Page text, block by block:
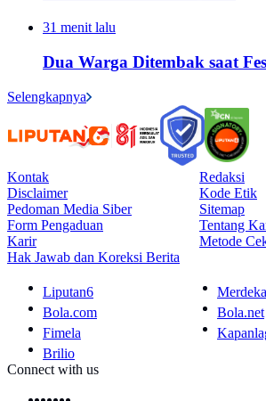
31 menit lalu
Dua Warga Ditembak saat
Selengkapnya
Kontak
Redaksi
Disclaimer
Kode Etik
Pedoman Media Siber
Sitemap
Form Pengaduan
Tentang
Karir
Metode
Hak Jawab dan Koreksi Berita
Liputan6
Merdeka
Bola.com
Bola.net
Fimela
Brilio
Connect with us